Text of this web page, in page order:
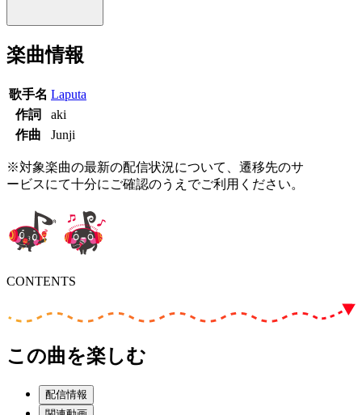
楽曲情報
歌手名 Laputa
作詞
aki
作曲
Junji
※対象楽曲の最新の配信状況について、遷移先のサ
ービスにて十分にご確認のうえでご利用ください。
CONTENTS
この曲を楽しむ
配信情報